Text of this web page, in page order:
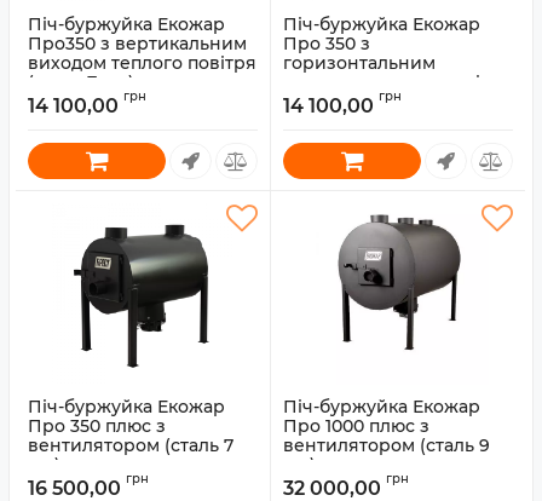
Піч-буржуйка Екожар
Про350 з вертикальним
виходом теплого повітря
(сталь 7 мм)
Артикул: 30010049
14 100,00 грн
Піч-буржуйка Екожар
Про 350 з
горизонтальним
виходом теплого повітря
(сталь 7 мм)
14 100,00 грн
Піч-буржуйка Екожар
Про 350 плюс з
вентилятором (сталь 7
мм)
Артикул: 30010079
16 500,00 грн
Піч-буржуйка Екожар
Про 1000 плюс з
вентилятором (сталь 9
мм)
Артикул: 30010085
32 000,00 грн